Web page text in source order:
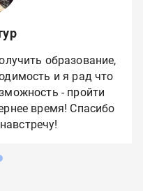
образование,
и я рад что
- пройти
время! Спасибо